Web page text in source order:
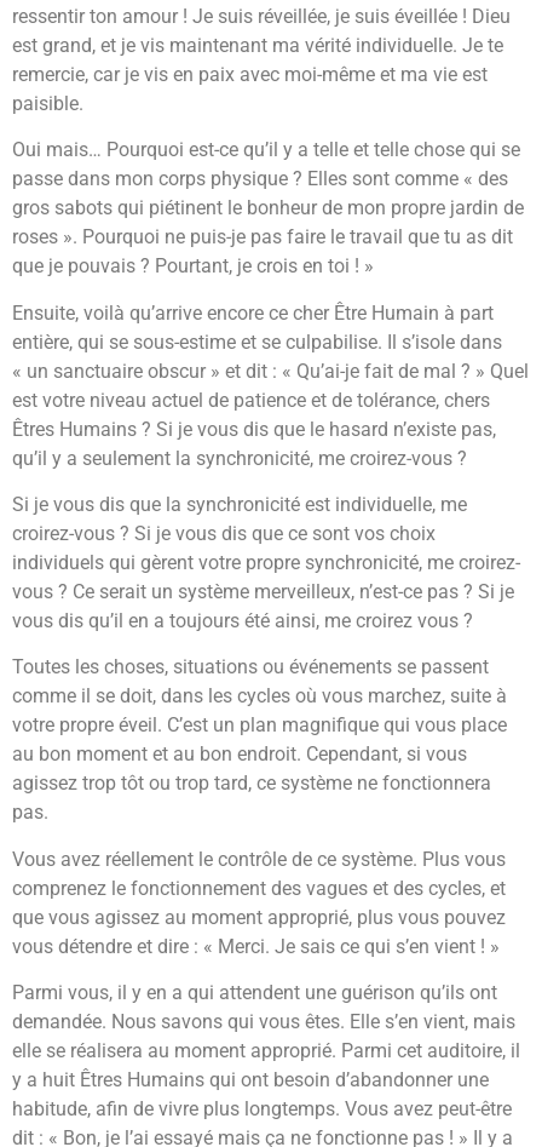
ressentir ton amour ! Je suis réveillée, je suis éveillée ! Dieu
est grand, et je vis maintenant ma vérité individuelle. Je te
remercie, car je vis en paix avec moi-même et ma vie est
paisible.
Oui mais… Pourquoi est-ce qu’il y a telle et telle chose qui se
passe dans mon corps physique ? Elles sont comme « des
gros sabots qui piétinent le bonheur de mon propre jardin de
roses ». Pourquoi ne puis-je pas faire le travail que tu as dit
que je pouvais ? Pourtant, je crois en toi ! »
Ensuite, voilà qu’arrive encore ce cher Être Humain à part
entière, qui se sous-estime et se culpabilise. Il s’isole dans
« un sanctuaire obscur » et dit : « Qu’ai-je fait de mal ? » Quel
est votre niveau actuel de patience et de tolérance, chers
Êtres Humains ? Si je vous dis que le hasard n’existe pas,
qu’il y a seulement la synchronicité, me croirez-vous ?
Si je vous dis que la synchronicité est individuelle, me
croirez-vous ? Si je vous dis que ce sont vos choix
individuels qui gèrent votre propre synchronicité, me croirez-
vous ? Ce serait un système merveilleux, n’est-ce pas ? Si je
vous dis qu’il en a toujours été ainsi, me croirez vous ?
Toutes les choses, situations ou événements se passent
comme il se doit, dans les cycles où vous marchez, suite à
votre propre éveil. C’est un plan magnifique qui vous place
au bon moment et au bon endroit. Cependant, si vous
agissez trop tôt ou trop tard, ce système ne fonctionnera
pas.
Vous avez réellement le contrôle de ce système. Plus vous
comprenez le fonctionnement des vagues et des cycles, et
que vous agissez au moment approprié, plus vous pouvez
vous détendre et dire : « Merci. Je sais ce qui s’en vient ! »
Parmi vous, il y en a qui attendent une guérison qu’ils ont
demandée. Nous savons qui vous êtes. Elle s’en vient, mais
elle se réalisera au moment approprié. Parmi cet auditoire, il
y a huit Êtres Humains qui ont besoin d’abandonner une
habitude, afin de vivre plus longtemps. Vous avez peut-être
dit : « Bon, je l’ai essayé mais ça ne fonctionne pas ! » Il y a